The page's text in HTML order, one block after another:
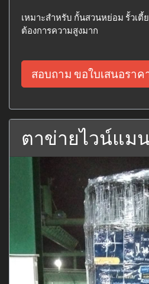
เหมาะสำหรับ กั้นสวนหย่อม รั้วเตี้
ต้องการความสูงมาก
สอบถาม ขอใบเสนอราค
ตาข่ายไวน์แม